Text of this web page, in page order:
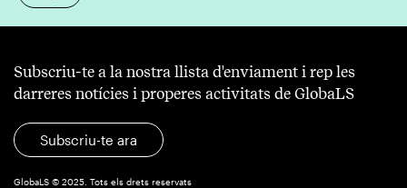
Subscriu-te a la nostra llista d'enviament i rep les
darreres notícies i properes activitats de GlobaLS
Subscriu-te ara
GlobaLS © 2025. Tots els drets reservats